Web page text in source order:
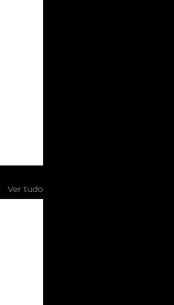
Ver tudo